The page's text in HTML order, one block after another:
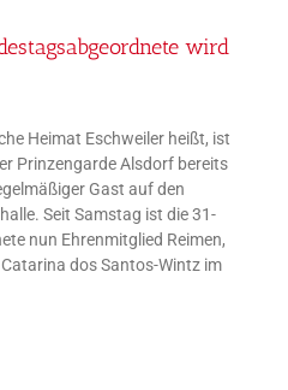
wird
Heimat Eschweiler heißt, ist
Prinzengarde Alsdorf bereits
Gast auf den
Seit Samstag ist die 31-
nun Ehrenmitglied Reimen,
dos Santos-Wintz im